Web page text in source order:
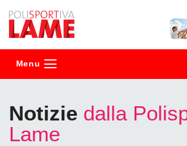
Polisportiva
Lame
Menu
Notizie dalla
Lame